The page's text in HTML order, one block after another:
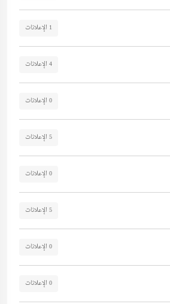
1 الإعلانات
4 الإعلانات
0 الإعلانات
5 الإعلانات
0 الإعلانات
5 الإعلانات
0 الإعلانات
0 الإعلانات